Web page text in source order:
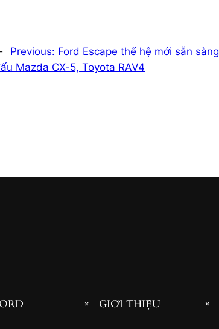
Previous: Ford Escape thế hệ mới sẵn sàng
Mazda CX-5, Toyota RAV4
+ GIỚI THIỆU +